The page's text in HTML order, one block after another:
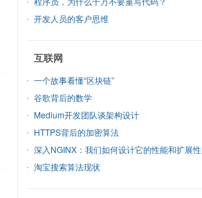
开发人员的客户思维
互联网
一个故事看懂“区块链”
谷歌背后的数学
Medium开发团队谈架构设计
HTTPS背后的加密算法
深入NGINX：我们如何设计它的性能和扩展性
淘宝搜索算法现状